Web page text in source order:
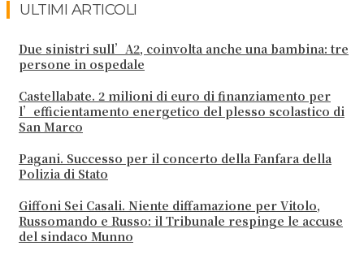
ULTIMI ARTICOLI
Due sinistri sull’A2, coinvolta anche una bambina: tre
persone in ospedale
Castellabate. 2 milioni di euro di finanziamento per
l’efficientamento energetico del plesso scolastico di
San Marco
Pagani. Successo per il concerto della Fanfara della
Polizia di Stato
Giffoni Sei Casali. Niente diffamazione per Vitolo,
Russomando e Russo: il Tribunale respinge le accuse
del sindaco Munno